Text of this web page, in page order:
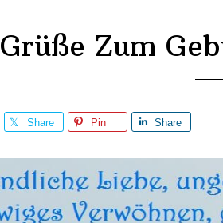
Grüße Zum
Share Pin Share